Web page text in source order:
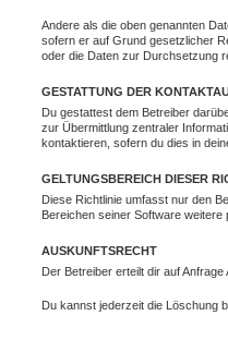
Andere als die oben genannten
sofern er auf Grund gesetzlicher
oder die Daten zur Durchsetzung
GESTATTUNG DER
Du gestattest dem Betreiber
zur Übermittlung zentraler
kontaktieren, sofern du dies in
GELTUNGSBEREICH DIESER
Diese Richtlinie umfasst nur den
Bereichen seiner Software
AUSKUNFTSRECHT
Der Betreiber erteilt dir auf
Du kannst jederzeit die Löschung